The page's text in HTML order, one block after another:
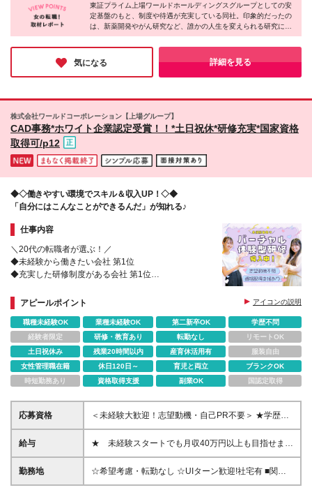
4F ■東京営業所 東京都港区東新橋2-14-1 NBFコモデ
ィオ汐留4F ライフスタイルの変化に合わせて無理な
く働くことができます。 ▼こちらで詳細をご紹介中
東京・神奈川・千葉・埼玉・大阪・京都・滋賀・兵
庫・愛知・三重 ※変更の範囲：上記を除く当社関連勤
東証プライム上場ワールドホールディングスグループとしての安
定基盤のもと、制度や待遇が充実している同社。印象的だったの
は、新薬開発やがん研究など、誰かの人生を変えられる研究に携
われること！自分の手がけた仕事が、病気で苦しむ人の助けにな
ったり、未来の医療を支える基盤になったり。そんな大きな社会
貢献を実感できるのが最大の魅力です◎日々の業務が誰かの明日
を創る仕事を始めてみてはいかがですか？
気になる 詳細を見る
株式会社ワールドコーポレーション【上場グループ】
CAD事務*ホワイト企業認定受賞！！*土日祝休*研修充実*国家資格
取得可/p12
◆◇働きやすい環境でスキル＆収入UP！◇◆
「自分にはこんなことができるんだ」が知れる♪
仕事内容
＼20代の転職者が選ぶ！／
◆未経験から働きたい会社 第1位
◆充実した研修制度がある会社 第1位
◆ホワイト企業認定取得
アピールポイント アイコンの説明
職種未経験OK 業種未経験OK 第二新卒OK
学歴不問
経験者限定
研修・教育あり 転勤なし
リモートOK
土日祝休み
残業20時間以内 産育休活用有
服装自由
女性管理職在籍
休日120日～ 育児と両立
ブランクOK
時短勤務あり
資格取得支援 副業OK 国認定取得
応募資格
＜未経験大歓迎！志望動機・自己PR不要＞ ★学歴・
職歴・転職回数・正社員経験の有無など一切不問 ★
ご年齢が40歳までの方※若年層の長期キャリア形成の
東海、九州、沖縄エリアでの勤務を希望される方 *★*
こんな方にピッタリ*★* ◎正社員デビューしたい ◎
給与
★ 未経験スタートでも月収40万円以上も目指せま
す！ ★ ★ 試用期間6か月あり／給与・待遇に変更
なし ★ ＼パターン①orパターン②で給与形態の選択
勤務地
☆希望考慮・転勤なし ☆UIターン歓迎!社宅有 ■関東
東京、神奈川、埼玉、千葉、群馬、栃木、茨城 ■東北